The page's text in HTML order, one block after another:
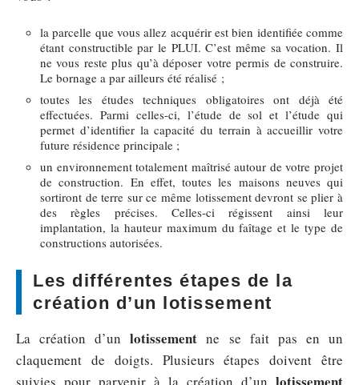
la parcelle que vous allez acquérir est bien identifiée comme
étant constructible par le PLUI. C’est même sa vocation. Il
ne vous reste plus qu’à déposer votre permis de construire.
Le bornage a par ailleurs été réalisé ;
toutes les études techniques obligatoires ont déjà été
effectuées. Parmi celles-ci, l’étude de sol et l’étude qui
permet d’identifier la capacité du terrain à accueillir votre
future résidence principale ;
un environnement totalement maîtrisé autour de votre projet
de construction. En effet, toutes les maisons neuves qui
sortiront de terre sur ce même lotissement devront se plier à
des règles précises. Celles-ci régissent ainsi leur
implantation, la hauteur maximum du faîtage et le type de
constructions autorisées.
Les différentes étapes de la
création d’un lotissement
La création d’unlotissement ne se fait pas en un
claquement de doigts. Plusieurs étapes doivent être
suivies pour parvenir à la création d’un lotissement